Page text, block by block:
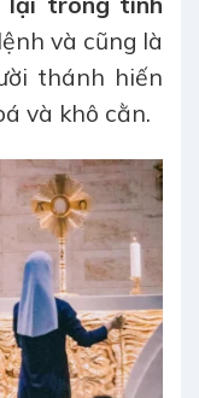
và cũng là
thánh hiến
và khô cằn.